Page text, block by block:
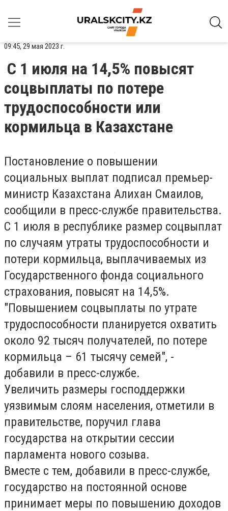
09:45, 29 мая 2023 г.
С 1 июля на 14,5% повысят
соцвыплаты по потере
трудоспособности или
кормильца в Казахстане
Постановление о повышении
социальных выплат подписал премьер-
министр Казахстана Алихан Смаилов,
сообщили в пресс-службе правительства.
С 1 июля в республике размер соцвыплат
по случаям утраты трудоспособности и
потери кормильца, выплачиваемых из
Государственного фонда социального
страхования, повысят на 14,5%.
"Повышением соцвыплаты по утрате
трудоспособности планируется охватить
около 92 тысяч получателей, по потере
кормильца – 61 тысячу семей", -
добавили в пресс-службе.
Увеличить размеры господдержки
уязвимым слоям населения, отметили в
правительстве, поручил глава
государства на открытии сессии
парламента нового созыва.
Вместе с тем, добавили в пресс-службе,
государство на постоянной основе
принимает меры по повышению доходов